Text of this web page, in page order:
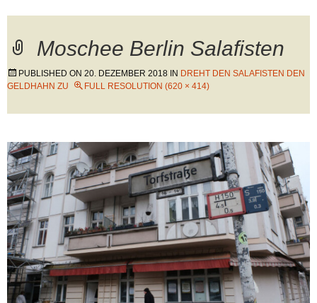
Moschee Berlin Salafisten
PUBLISHED ON 20. DEZEMBER 2018 IN DREHT DEN SALAFISTEN DEN
GELDHAHN ZU
FULL RESOLUTION (620 × 414)